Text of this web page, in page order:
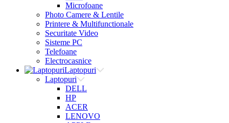
Microfoane
Photo Camere & Lentile
Printere & Multifunctionale
Securitate Video
Sisteme PC
Telefoane
Electrocasnice
Laptopuri
Laptopuri
DELL
HP
ACER
LENOVO